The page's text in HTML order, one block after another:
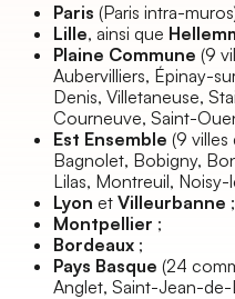
Paris (Paris intra-
Lille, ainsi que
Plaine Commune (9
Aubervilliers, Épinay-
Denis, Villetaneuse,
Courneuve, Saint-
Est Ensemble (9
Bagnolet, Bobigny,
Lilas, Montreuil,
Lyon et Villeurbanne ;
Montpellier ;
Bordeaux ;
Pays Basque (24
Anglet, Saint-Jean-de-